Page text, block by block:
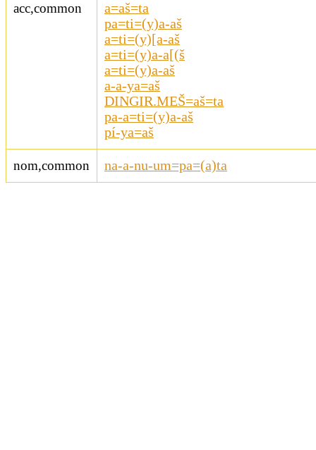
acc,common
a=aš=ta
pa=ti=(y)a-aš
a=ti=(y)[a-aš
a=ti=(y)a-a[(š
a=ti=(y)a-aš
a-a-ya=aš
DINGIR.MEŠ=aš=ta
pa-a=ti=(y)a-aš
pí-ya=aš
nom,common na-a-nu-um=pa=(a)ta